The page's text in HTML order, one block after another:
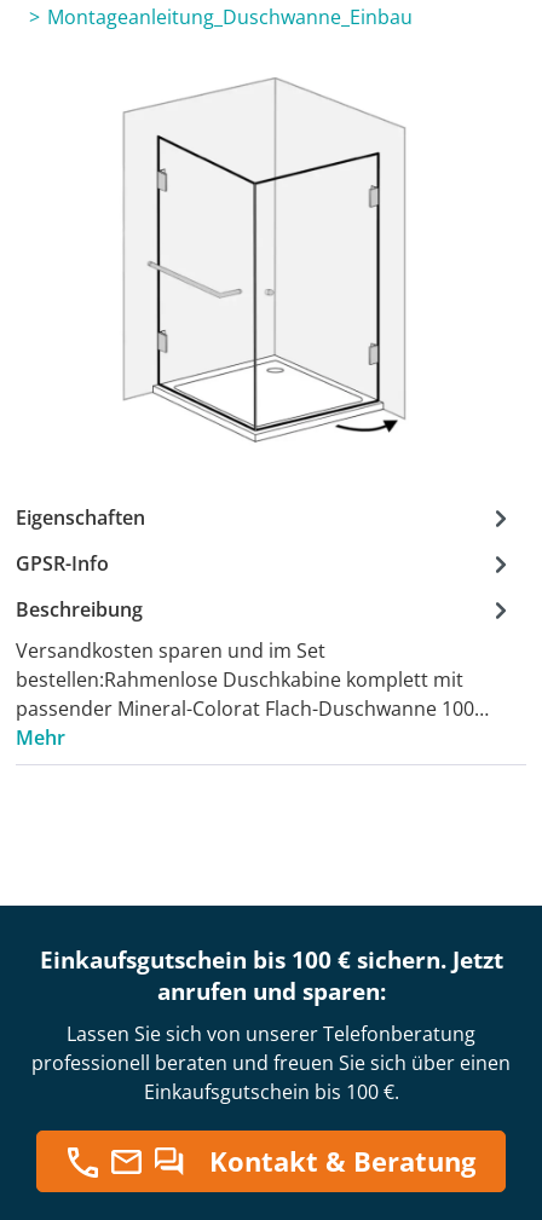
Montageanleitung_Duschwanne_Einbau
Eigenschaften
GPSR-Info
Beschreibung
Versandkosten sparen und im Set
bestellen:Rahmenlose Duschkabine komplett mit
passender Mineral-Colorat Flach-Duschwanne 100…
Mehr
Einkaufsgutschein bis 100 € sichern. Jetzt
anrufen und sparen:
Lassen Sie sich von unserer Telefonberatung
professionell beraten und freuen Sie sich über einen
Einkaufsgutschein bis 100 €.
Kontakt & Beratung